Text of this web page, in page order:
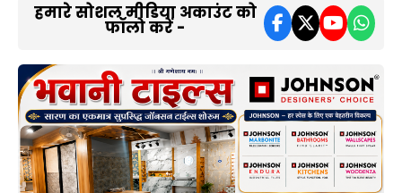
हमारे सोशल मीडिया अकाउंट को
फॉलो करें -